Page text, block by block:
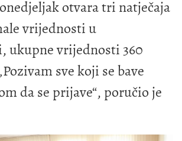
otvara tri natječaja
vrijednosti u
ukupne vrijednosti 360
sve koji se bave
da se prijave“, poručio je